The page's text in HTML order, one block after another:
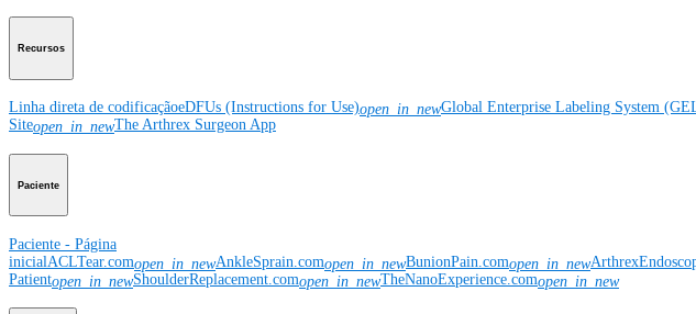
Recursos
Linha direta de codificaçãoeDFUs (Instructions for Use)open_in_newGlobal Enterprise Labeling System
Siteopen_in_newThe Arthrex Surgeon App
Paciente
Paciente - Página
inicial ACLTear.comopen_in_newAnkleSprain.comopen_in_newBunionPain.comopen_in_new
Patientopen_in_newShoulderReplacement.comopen_in_newTheNanoExperience.comopen_in_new